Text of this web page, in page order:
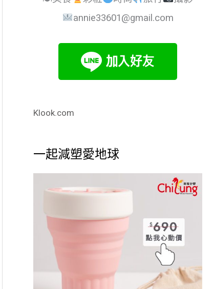
annie33601@gmail.com
Klook.com
一起減塑愛地球